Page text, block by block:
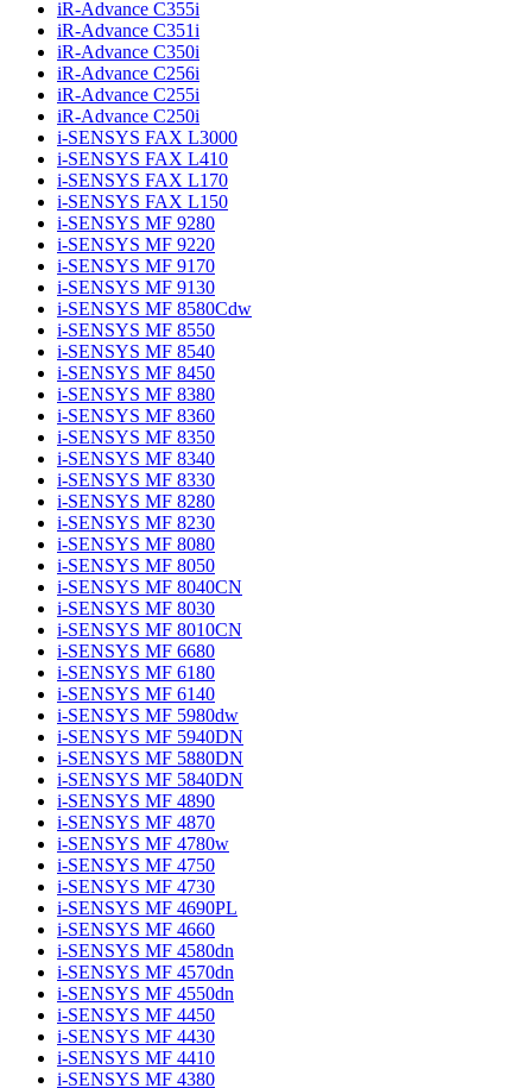
iR-Advance C355i
iR-Advance C351i
iR-Advance C350i
iR-Advance C256i
iR-Advance C255i
iR-Advance C250i
i-SENSYS FAX L3000
i-SENSYS FAX L410
i-SENSYS FAX L170
i-SENSYS FAX L150
i-SENSYS MF 9280
i-SENSYS MF 9220
i-SENSYS MF 9170
i-SENSYS MF 9130
i-SENSYS MF 8580Cdw
i-SENSYS MF 8550
i-SENSYS MF 8540
i-SENSYS MF 8450
i-SENSYS MF 8380
i-SENSYS MF 8360
i-SENSYS MF 8350
i-SENSYS MF 8340
i-SENSYS MF 8330
i-SENSYS MF 8280
i-SENSYS MF 8230
i-SENSYS MF 8080
i-SENSYS MF 8050
i-SENSYS MF 8040CN
i-SENSYS MF 8030
i-SENSYS MF 8010CN
i-SENSYS MF 6680
i-SENSYS MF 6180
i-SENSYS MF 6140
i-SENSYS MF 5980dw
i-SENSYS MF 5940DN
i-SENSYS MF 5880DN
i-SENSYS MF 5840DN
i-SENSYS MF 4890
i-SENSYS MF 4870
i-SENSYS MF 4780w
i-SENSYS MF 4750
i-SENSYS MF 4730
i-SENSYS MF 4690PL
i-SENSYS MF 4660
i-SENSYS MF 4580dn
i-SENSYS MF 4570dn
i-SENSYS MF 4550dn
i-SENSYS MF 4450
i-SENSYS MF 4430
i-SENSYS MF 4410
i-SENSYS MF 4380